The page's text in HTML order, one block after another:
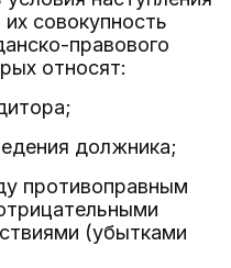
совокупность
правового
относят:
должника;
противоправным
(убытками